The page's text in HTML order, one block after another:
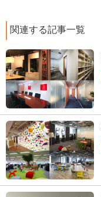
関連する記事一覧